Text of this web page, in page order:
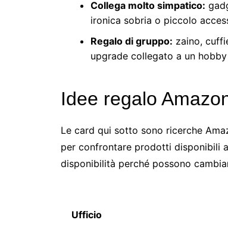
Collega molto simpatico:
ironica sobria o piccolo
Regalo di gruppo: zaino,
upgrade collegato a un
Idee regalo
Le card qui sotto sono ricerche
per confrontare prodotti disponibili
disponibilità perché possono
Ufficio